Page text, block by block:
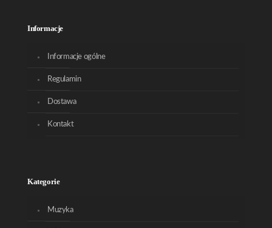
Informacje
Informacje ogólne
Regulamin
Dostawa
Kontakt
Kategorie
Muzyka